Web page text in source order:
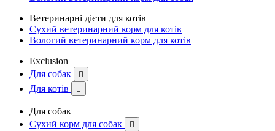
Ветеринарні дієти для котів
Сухий ветеринарний корм для котів
Вологий ветеринарний корм для котів
Exclusion
Для собак

Для котів 
Для собак
Сухий корм для собак
